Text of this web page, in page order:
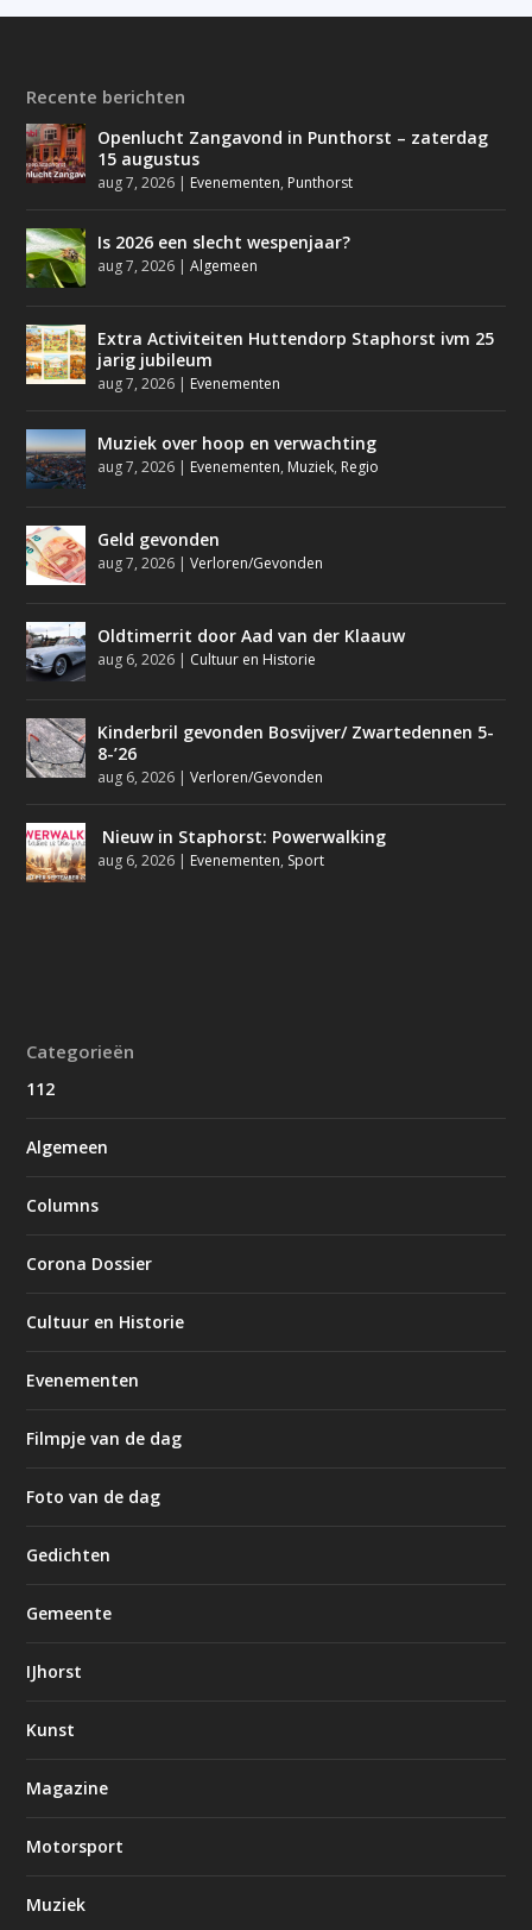
Recente berichten
Openlucht Zangavond in Punthorst – zaterdag
15 augustus
aug 7, 2026 | Evenementen, Punthorst
Is 2026 een slecht wespenjaar?
aug 7, 2026 |Algemeen
Extra Activiteiten Huttendorp Staphorst ivm 25
jarig jubileum
aug 7, 2026 | Evenementen
Muziek over hoop en verwachting
aug 7, 2026 | Evenementen, Muziek, Regio
Geld gevonden
aug 7, 2026 |Verloren/Gevonden
Oldtimerrit door Aad van der Klaauw
aug 6, 2026 | Cultuur en Historie
Kinderbril gevonden Bosvijver/ Zwartedennen 5-
8-’26
aug 6, 2026 |Verloren/Gevonden
Nieuw in Staphorst: Powerwalking
aug 6, 2026 | Evenementen, Sport
Categorieën
112
Algemeen
Columns
Corona Dossier
Cultuur en Historie
Evenementen
Filmpje van de dag
Foto van de dag
Gedichten
Gemeente
IJhorst
Kunst
Magazine
Motorsport
Muziek